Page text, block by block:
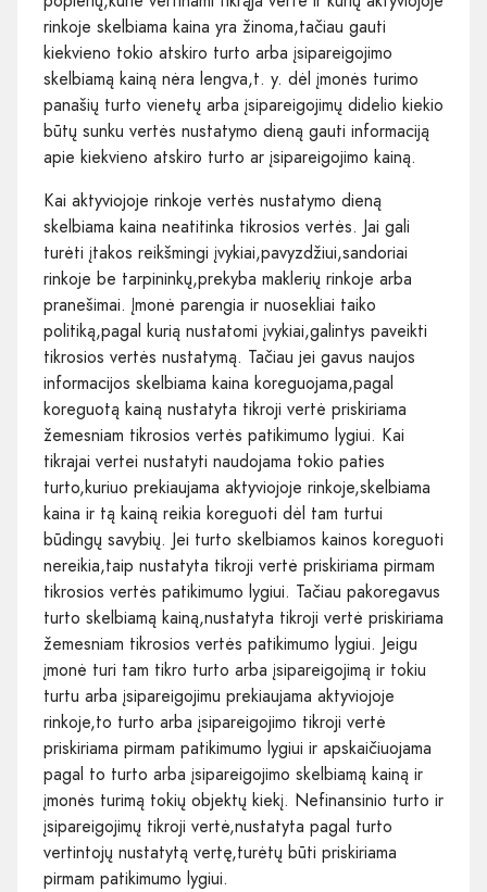
rinkoje skelbiama kaina yra žinoma,tačiau gauti
kiekvieno tokio atskiro turto arba įsipareigojimo
skelbiamą kainą nėra lengva,t. y. dėl įmonės turimo
panašių turto vienetų arba įsipareigojimų didelio kiekio
būtų sunku vertės nustatymo dieną gauti informaciją
apie kiekvieno atskiro turto ar įsipareigojimo kainą.
Kai aktyviojoje rinkoje vertės nustatymo dieną
skelbiama kaina neatitinka tikrosios vertės. Jai gali
turėti įtakos reikšmingi įvykiai,pavyzdžiui,sandoriai
rinkoje be tarpininkų,prekyba maklerių rinkoje arba
pranešimai. Įmonė parengia ir nuosekliai taiko
politiką,pagal kurią nustatomi įvykiai,galintys paveikti
tikrosios vertės nustatymą. Tačiau jei gavus naujos
informacijos skelbiama kaina koreguojama,pagal
koreguotą kainą nustatyta tikroji vertė priskiriama
žemesniam tikrosios vertės patikimumo lygiui. Kai
tikrajai vertei nustatyti naudojama tokio paties
turto,kuriuo prekiaujama aktyviojoje rinkoje,skelbiama
kaina ir tą kainą reikia koreguoti dėl tam turtui
būdingų savybių. Jei turto skelbiamos kainos koreguoti
nereikia,taip nustatyta tikroji vertė priskiriama pirmam
tikrosios vertės patikimumo lygiui. Tačiau pakoregavus
turto skelbiamą kainą,nustatyta tikroji vertė priskiriama
žemesniam tikrosios vertės patikimumo lygiui. Jeigu
įmonė turi tam tikro turto arba įsipareigojimą ir tokiu
turtu arba įsipareigojimu prekiaujama aktyviojoje
rinkoje,to turto arba įsipareigojimo tikroji vertė
priskiriama pirmam patikimumo lygiui ir apskaičiuojama
pagal to turto arba įsipareigojimo skelbiamą kainą ir
įmonės turimą tokių objektų kiekį. Nefinansinio turto ir
įsipareigojimų tikroji vertė,nustatyta pagal turto
vertintojų nustatytą vertę,turėtų būti priskiriama
pirmam patikimumo lygiui.